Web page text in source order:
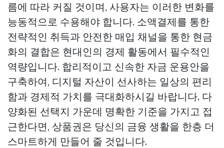
름에 따라 커질 것이며, 사용자는 이러한 변화를
능동적으로 수용해야 합니다. 소액결제를 통한
전략적인 취득과 안전한 매입 채널을 통한 현금
화의 결합은 현대인의 경제 활동에서 필수적인
역량입니다. 합리적이고 신속한 자금 운용안을
구축하여, 디지털 자산이 선사하는 일상의 편리
함과 경제적 가치를 극대화하시길 바랍니다. 다
양화된 선택지 가운데 명확한 기준을 가지고 접
근한다면, 상품권은 당신의 금융 생활을 한층 더
스마트하게 만들어 줄 것입니다.